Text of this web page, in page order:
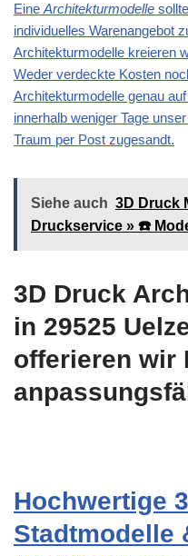
Eine Architekturmodelle
individuelles Warenangebot
Architekturmodelle kreieren
Weder verdeckte Kosten
Architekturmodelle genau
innerhalb weniger Tage
Traum per Post zugesandt.
Siehe auch 3D Druck
Druckservice » ☎️
3D Druck
in 29525
offerieren wir
Hochwertige
Stadtmodelle